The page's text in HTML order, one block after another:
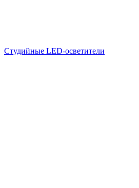
Студийные LED-осветители